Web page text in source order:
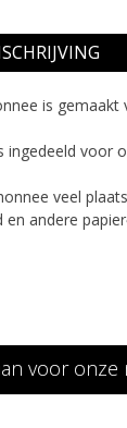
is gemaakt
ingedeeld voor
veel
andere
voor onze